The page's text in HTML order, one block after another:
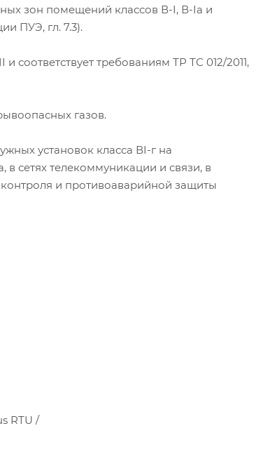
зон помещений классов В-I, В-Iа и
ПУЭ, гл. 7.3).
требованиям ТР ТС 012/2011,
газов.
установок класса ВI-г на
сетях телекоммуникации и связи, в
и противоаварийной защиты
RTU /